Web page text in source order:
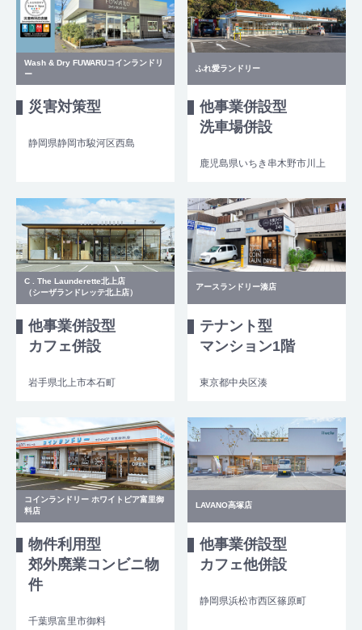
Wash & Dry FUWARUコインランドリ
ー
災害対策型
静岡県静岡市駿河区西島
ふれ愛ランドリー
他事業併設型
洗車場併設
鹿児島県いちき串木野市川上
C . The Launderette北上店
（シーザランドレッテ北上店）
他事業併設型
カフェ併設
岩手県北上市本石町
アースランドリー湊店
テナント型
マンション1階
東京都中央区湊
コインランドリー ホワイトピア富里御
料店
物件利用型
郊外廃業コンビニ物
件
千葉県富里市御料
LAVANO高塚店
他事業併設型
カフェ他併設
静岡県浜松市西区篠原町